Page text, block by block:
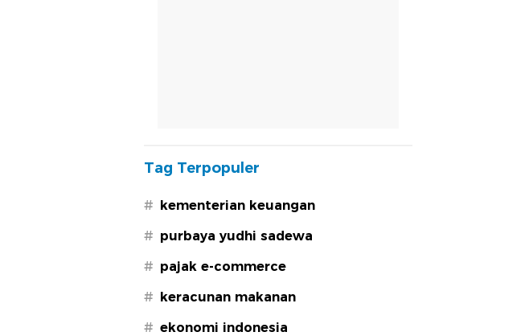
Tag Terpopuler
# kementerian keuangan
# purbaya yudhi sadewa
# pajak e-commerce
# keracunan makanan
# ekonomi indonesia